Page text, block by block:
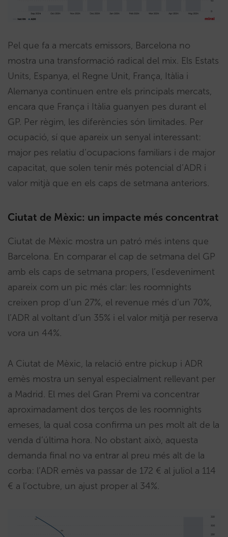
Pel que fa a mercats emissors, Barcelona no
mostra una transformació radical del mix. Els Estats
Units, Espanya, el Regne Unit, França, Itàlia i
Alemanya continuen entre els principals mercats,
encara que França i Itàlia guanyen pes durant el
GP. Per règim, les diferències són limitades. Per
ocupació, sí que apareix un senyal interessant:
major pes relatiu d’ocupacions familiars i de major
capacitat, que solen tenir més potencial d’ADR i
valor mitjà que en els caps de setmana anteriors.
Ciutat de Mèxic: un impacte més concentrat
Ciutat de Mèxic mostra un patró més intens que
Barcelona. En comparar el cap de setmana del GP
amb els caps de setmana propers, l’esdeveniment
apareix com un pic més clar: les roomnights
creixen prop d’un 27%, el revenue més d’un 70%,
l’ADR al voltant d’un 35% i el valor mitjà per reserva
vora un 44%.
A Ciutat de Mèxic, la relació entre pickup i ADR
emès mostra un senyal especialment rellevant per
a Madrid. El mes del Gran Premi va concentrar
aproximadament dos terços de les roomnights
emeses, la qual cosa confirma un pes molt alt de la
venda d’última hora. No obstant això, aquesta
demanda final no va entrar al preu més alt de la
corba: l’ADR emès va passar de 172 € al juliol a 114
€ a l’octubre, un ajust proper al 34%.